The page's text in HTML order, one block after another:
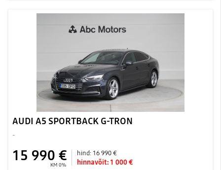
AUDI A5 SPORTBACK G-TRON
-
15 990 €
KM 0%
hind: 16 990 €
hinnavõit: 1 000 €